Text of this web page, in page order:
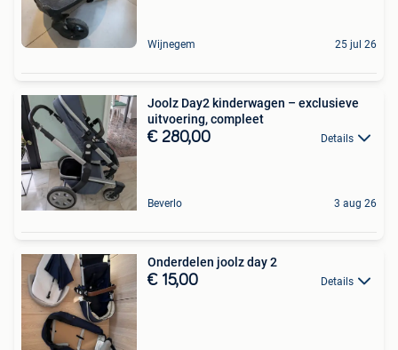
Wijnegem 25 jul 26
Joolz Day2 kinderwagen – exclusieve
uitvoering, compleet
€ 280,00 Details
Beverlo 3 aug 26
Onderdelen joolz day 2
€ 15,00 Details